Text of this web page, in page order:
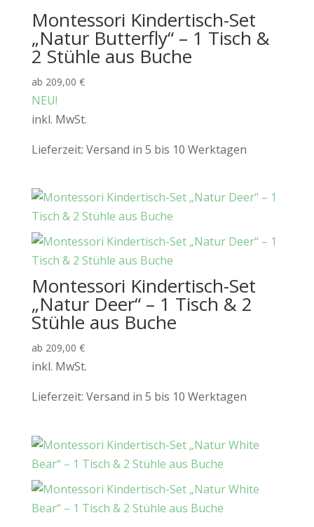
Montessori Kindertisch-Set
„Natur Butterfly“ – 1 Tisch &
2 Stühle aus Buche
ab 209,00 €
NEU!
inkl. MwSt.
Lieferzeit: Versand in 5 bis 10 Werktagen
Montessori Kindertisch-Set
„Natur Deer“ – 1 Tisch & 2
Stühle aus Buche
ab 209,00 €
inkl. MwSt.
Lieferzeit: Versand in 5 bis 10 Werktagen